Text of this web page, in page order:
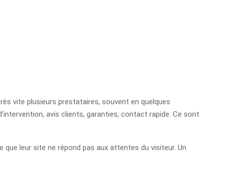
vite plusieurs prestataires, souvent en quelques
avis clients, garanties, contact rapide. Ce sont
que leur site ne répond pas aux attentes du visiteur. Un